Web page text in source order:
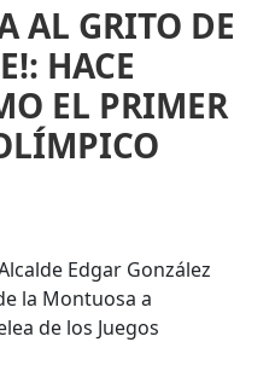
AL GRITO DE
HACE
EL PRIMER
Edgar González
la Montuosa a
de los Juegos